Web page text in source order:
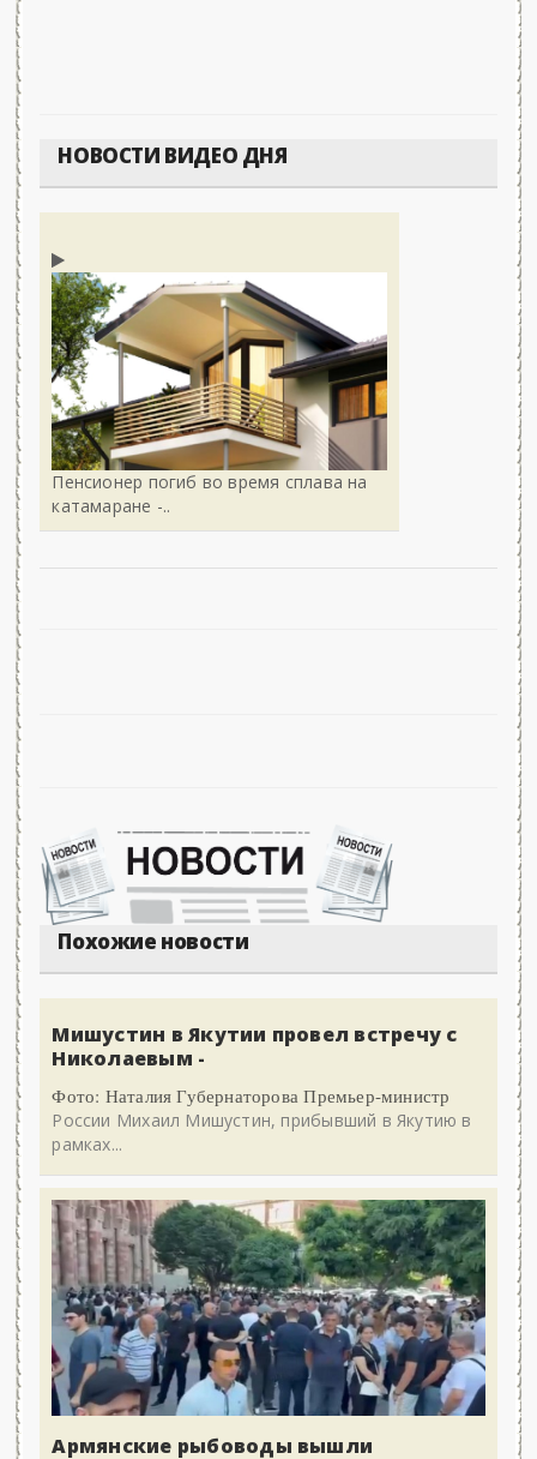
НОВОСТИ ВИДЕО ДНЯ
Пенсионер погиб во время сплава на
катамаране -..
Похожие новости
Мишустин в Якутии провел встречу с
Николаевым -
Фото: Наталия Губернаторова Премьер-министр
России Михаил Мишустин, прибывший в Якутию в
рамках...
Армянские рыбоводы вышли